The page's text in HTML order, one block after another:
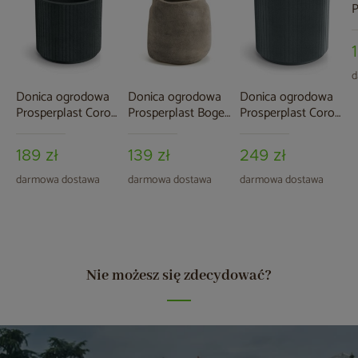
Donica ogrodowa
Prosperplast Coro
189 zł
darmowa dostawa
Donica ogrodowa
Prosperplast Boge
139 zł
darmowa dostawa
Donica ogrodowa
Prosperplast Coro
249 zł
darmowa dostawa
Nie możesz się zdecydować?